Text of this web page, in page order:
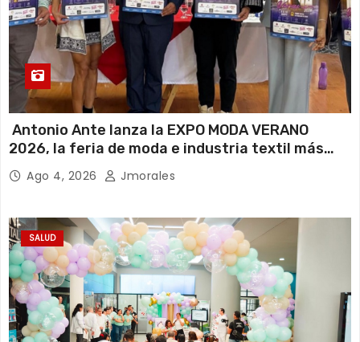
Antonio Ante lanza la EXPO MODA VERANO
2026, la feria de moda e industria textil más
importante del Ecuador
Ago 4, 2026 Jmorales
SALUD